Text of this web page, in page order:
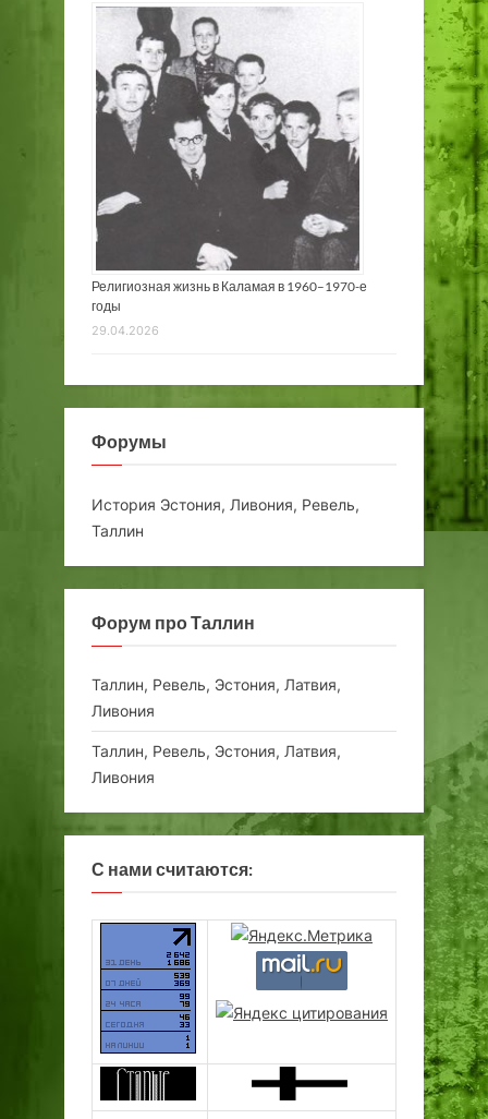
Религиозная жизнь в Каламая в 1960–1970-е
годы
29.04.2026
Форумы
История Эстония, Ливония, Ревель,
Таллин
Форум про Таллин
Таллин, Ревель, Эстония, Латвия,
Ливония
Таллин, Ревель, Эстония, Латвия,
Ливония
С нами считаются: